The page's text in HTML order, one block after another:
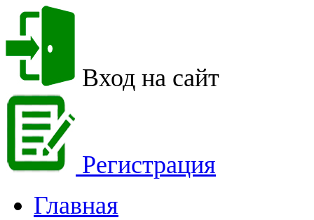
Вход на сайт
Регистрация
Главная